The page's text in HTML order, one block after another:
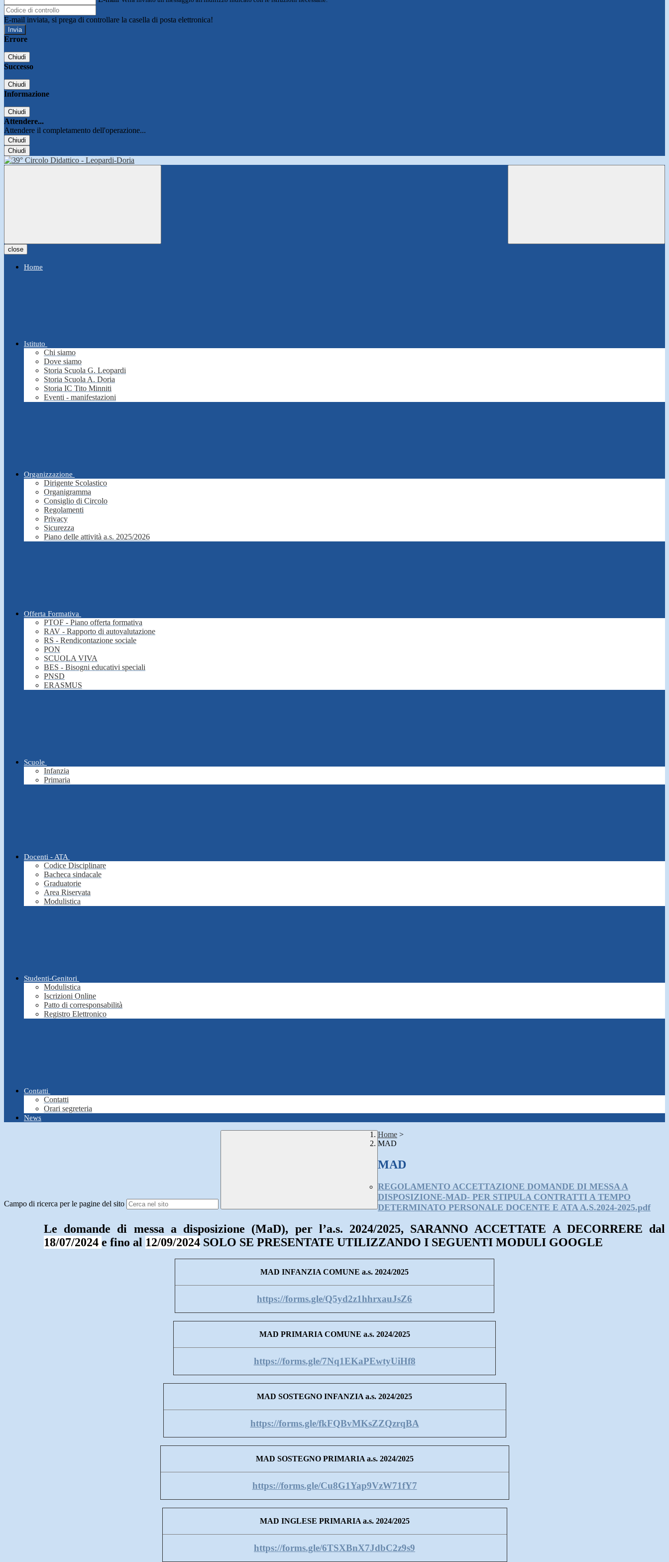
E-mail inviata, si prega di controllare la casella di posta elettronica!
Errore
Chiudi
Successo
Chiudi
Informazione
Chiudi
Attendere...
Attendere il completamento dell'operazione...
Chiudi
Chiudi
close
Home
Istituto
Chi siamo
Dove siamo
Storia Scuola G. Leopardi
Storia Scuola A. Doria
Storia IC Tito Minniti
Eventi - manifestazioni
Organizzazione
Dirigente Scolastico
Organigramma
Consiglio di Circolo
Regolamenti
Privacy
Sicurezza
Piano delle attività a.s. 2025/2026
Offerta Formativa
PTOF - Piano offerta formativa
RAV - Rapporto di autovalutazione
RS - Rendicontazione sociale
PON
SCUOLA VIVA
BES - Bisogni educativi speciali
PNSD
ERASMUS
Scuole
Infanzia
Primaria
Docenti - ATA
Codice Disciplinare
Bacheca sindacale
Graduatorie
Area Riservata
Modulistica
Studenti-Genitori
Modulistica
Iscrizioni Online
Patto di corresponsabilità
Registro Elettronico
Contatti
Contatti
Orari segreteria
News
Campo di ricerca per le pagine del sito
Home >
MAD
MAD
REGOLAMENTO ACCETTAZIONE DOMANDE DI MESSA A
DISPOSIZIONE-MAD- PER STIPULA CONTRATTI A TEMPO
DETERMINATO PERSONALE DOCENTE E ATA A.S.2024-2025.pdf
Le domande di messa a disposizione (MaD), per l’a.s. 2024/2025, SARANNO ACCETTATE A DECORRERE dal
18/07/2024 e fino al 12/09/2024 SOLO SE PRESENTATE UTILIZZANDO I SEGUENTI MODULI GOOGLE
MAD INFANZIA COMUNE a.s. 2024/2025
https://forms.gle/Q5yd2z1hhrxauJsZ6
MAD PRIMARIA COMUNE a.s. 2024/2025
https://forms.gle/7Nq1EKaPEwtyUiHf8
MAD SOSTEGNO INFANZIA a.s. 2024/2025
https://forms.gle/fkFQBvMKsZZQzrqBA
MAD SOSTEGNO PRIMARIA a.s. 2024/2025
https://forms.gle/Cu8G1Yap9VzW71fY7
MAD INGLESE PRIMARIA a.s. 2024/2025
https://forms.gle/6TSXBnX7JdbC2z9s9